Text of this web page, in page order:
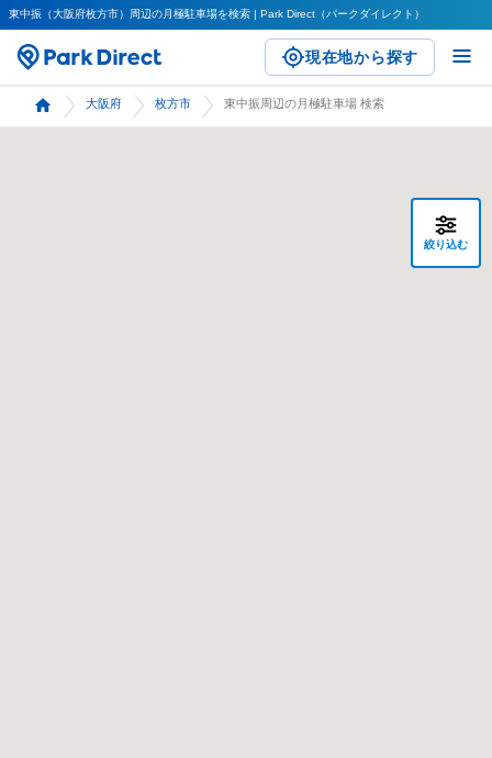
東中振（大阪府枚方市）周辺の月極駐車場を検索 | Park Direct（パークダイレクト）
現在地から探す
大阪府 枚方市 東中振周辺の月極駐車場 検索
絞り込む